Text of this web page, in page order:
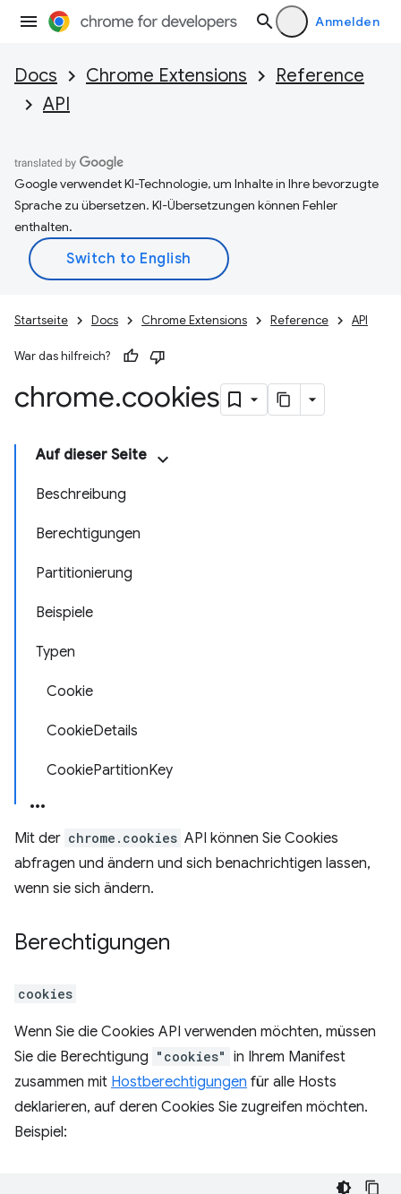
Anmelden
Docs Chrome Extensions
Reference
API
Google verwendet KI-Technologie, um Inhalte in Ihre bevorzugte
Sprache zu übersetzen. KI-Übersetzungen können Fehler
enthalten.
Startseite Docs Chrome Extensions Reference API
War das hilfreich?
chrome.cookies
Auf dieser Seite
Beschreibung
Berechtigungen
Partitionierung
Beispiele
Typen
Cookie
CookieDetails
CookiePartitionKey
Mit der chrome.cookies API können Sie Cookies
abfragen und ändern und sich benachrichtigen lassen,
wenn sie sich ändern.
Berechtigungen
cookies
Wenn Sie die Cookies API verwenden möchten, müssen
Sie die Berechtigung "cookies" in Ihrem Manifest
zusammen mit Hostberechtigungen für alle Hosts
deklarieren, auf deren Cookies Sie zugreifen möchten.
Beispiel: